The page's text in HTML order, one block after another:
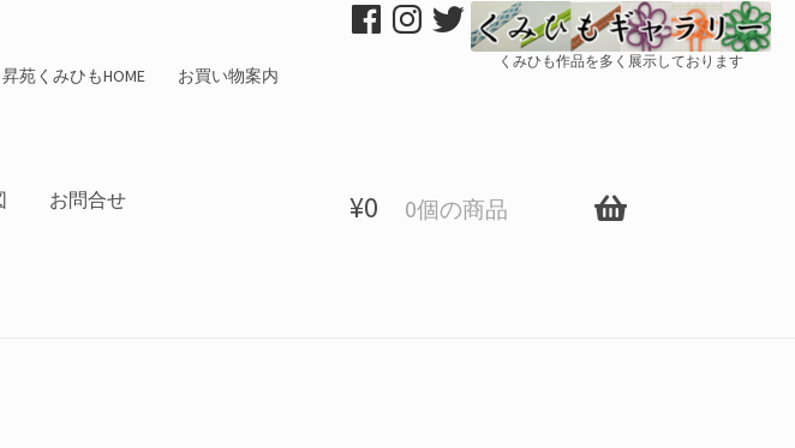
昇苑くみひもHOME お買い物案内
お問合せ ¥0 0個の商品
くみひも作品を多く展示しております